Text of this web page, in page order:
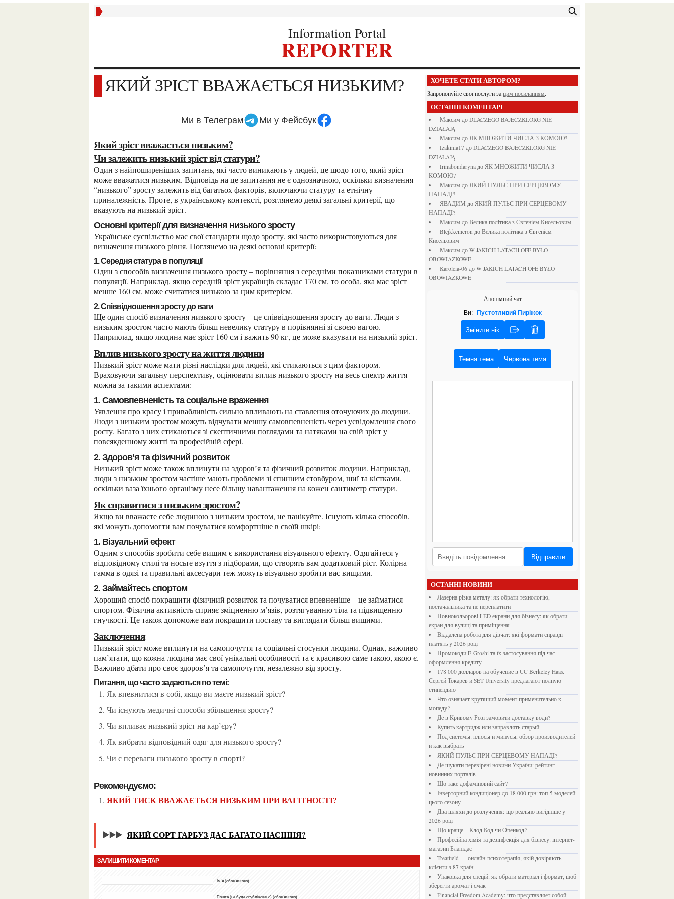
Information Portal
REPORTER
ЯКИЙ ЗРІСТ ВВАЖАЄТЬСЯ НИЗЬКИМ?
Ми в Телеграм Ми у Фейсбук
Який зріст вважається низьким?
Чи залежить низький зріст від статури?
Один з найпоширеніших запитань, які часто виникають у людей, це щодо того, який зріст
може вважатися низьким. Відповідь на це запитання не є однозначною, оскільки визначення
“низького” зросту залежить від багатьох факторів, включаючи статуру та етнічну
приналежність. Проте, в українському контексті, розглянемо деякі загальні критерії, що
вказують на низький зріст.
Основні критерії для визначення низького зросту
Українське суспільство має свої стандарти щодо зросту, які часто використовуються для
визначення низького рівня. Поглянемо на деякі основні критерії:
1. Середня статура в популяції
Один з способів визначення низького зросту – порівняння з середніми показниками статури в
популяції. Наприклад, якщо середній зріст українців складає 170 см, то особа, яка має зріст
менше 160 см, може считатися низькою за цим критерієм.
2. Співвідношення зросту до ваги
Ще один спосіб визначення низького зросту – це співвідношення зросту до ваги. Люди з
низьким зростом часто мають більш невелику статуру в порівнянні зі своєю вагою.
Наприклад, якщо людина має зріст 160 см і важить 90 кг, це може вказувати на низький зріст.
Вплив низького зросту на життя людини
Низький зріст може мати різні наслідки для людей, які стикаються з цим фактором.
Враховуючи загальну перспективу, оцінювати вплив низького зросту на весь спектр життя
можна за такими аспектами:
1. Самовпевненість та соціальне враження
Уявлення про красу і привабливість сильно впливають на ставлення оточуючих до людини.
Люди з низьким зростом можуть відчувати меншу самовпевненість через усвідомлення свого
росту. Багато з них стикаються зі скептичними поглядами та натяками на свій зріст у
повсякденному житті та професійній сфері.
2. Здоров’я та фізичний розвиток
Низький зріст може також вплинути на здоров’я та фізичний розвиток людини. Наприклад,
люди з низьким зростом частіше мають проблеми зі спинним стовбуром, шиї та кістками,
оскільки ваза їхнього організму несе більшу навантаження на кожен сантиметр статури.
Як справитися з низьким зростом?
Якщо ви вважаєте себе людиною з низьким зростом, не панікуйте. Існують кілька способів,
які можуть допомогти вам почуватися комфортніше в своїй шкірі:
1. Візуальний ефект
Одним з способів зробити себе вищим є використання візуального ефекту. Одягайтеся у
відповідному стилі та носьте взуття з підборами, що створять вам додатковий ріст. Колірна
гамма в одязі та правильні аксесуари теж можуть візуально зробити вас вищими.
2. Займайтесь спортом
Хороший спосіб покращити фізичний розвиток та почуватися впевненіше – це займатися
спортом. Фізична активність сприяє зміцненню м’язів, розтягуванню тіла та підвищенню
гнучкості. Це також допоможе вам покращити поставу та виглядати більш вищими.
Заключення
Низький зріст може вплинути на самопочуття та соціальні стосунки людини. Однак, важливо
пам’ятати, що кожна людина має свої унікальні особливості та є красивою саме такою, якою є.
Важливо дбати про своє здоров’я та самопочуття, незалежно від зросту.
Питання, що часто задаються по темі:
Як впевнитися в собі, якщо ви маєте низький зріст?
Чи існують медичні способи збільшення зросту?
Чи впливає низький зріст на кар’єру?
Як вибрати відповідний одяг для низького зросту?
Чи є переваги низького зросту в спорті?
Рекомендуємо:
ЯКИЙ ТИСК ВВАЖАЄТЬСЯ НИЗЬКИМ ПРИ ВАГІТНОСТІ?
▶️▶️▶️ ЯКИЙ СОРТ ГАРБУЗ ДАЄ БАГАТО НАСІННЯ?
ЗАЛИШИТИ КОМЕНТАР
Ім'я (обов'язково)
Пошта (не буде опубліковано) (обов'язково)
ХОЧЕТЕ СТАТИ АВТОРОМ?
Запропонуйте свої послуги за цим посиланням.
ОСТАННІ КОМЕНТАРІ
Максим до DLACZEGO BAJECZKI.ORG NIE
DZIAŁAJĄ
Максим до ЯК МНОЖИТИ ЧИСЛА З КОМОЮ?
izakinia17 до DLACZEGO BAJECZKI.ORG NIE
DZIAŁAJĄ
irinabondarynaдо ЯК МНОЖИТИ ЧИСЛА З
КОМОЮ?
Максим до ЯКИЙ ПУЛЬС ПРИ СЕРЦЕВОМУ
НАПАДІ?
ЯВАДИМ до ЯКИЙ ПУЛЬС ПРИ СЕРЦЕВОМУ
НАПАДІ?
Максим до Велика політика з Євгенієм Кисельовим
blejkkemeronдо Велика політика з Євгенієм
Кисельовим
Максим до W JAKICH LATACH OFE BYŁO
OBOWIAZKOWE
karolcia-06до W JAKICH LATACH OFE BYŁO
OBOWIAZKOWE
Анонімний чат
Ви: Пустотливий Пиріжок
Змінити нік
Темна тема Червона тема
Відправити
ОСТАННІ НОВИНИ
Лазерна різка металу: як обрати технологію,
постачальника та не переплатити
Повнокольорові LED екрани для бізнесу: як обрати
екран для вулиці та приміщення
Віддалена робота для дівчат: які формати справді
платять у 2026 році
Промокоди E-Groshi та їх застосування під час
оформлення кредиту
178 000 долларов на обучение в UC Berkeley Haas.
Сергей Токарев и SET University предлагают полную
стипендию
Что означает крутящий момент применительно к
мопеду?
Де в Кривому Розі замовити доставку води?
Купить картридж или заправлять старый
Под системы: плюсы и минусы, обзор производителей
и как выбрать
ЯКИЙ ПУЛЬС ПРИ СЕРЦЕВОМУ НАПАДІ?
Де шукати перевірені новини України: рейтинг
новинних порталів
Що таке дофаміновий сайт?
Інверторний кондиціонер до 18 000 грн: топ-5 моделей
цього сезону
Два шляхи до розлучення: що реально вигідніше у
2026 році
Що краще – Клод Код чи Опенкод?
Професійна хімія та дезінфекція для бізнесу: інтернет-
магазин Бланідас
Treatfield — онлайн-психотерапія, якій довіряють
клієнти з 87 країн
Упаковка для спецій: як обрати матеріал і формат, щоб
зберегти аромат і смак
Financial Freedom Academy: что представляет собой